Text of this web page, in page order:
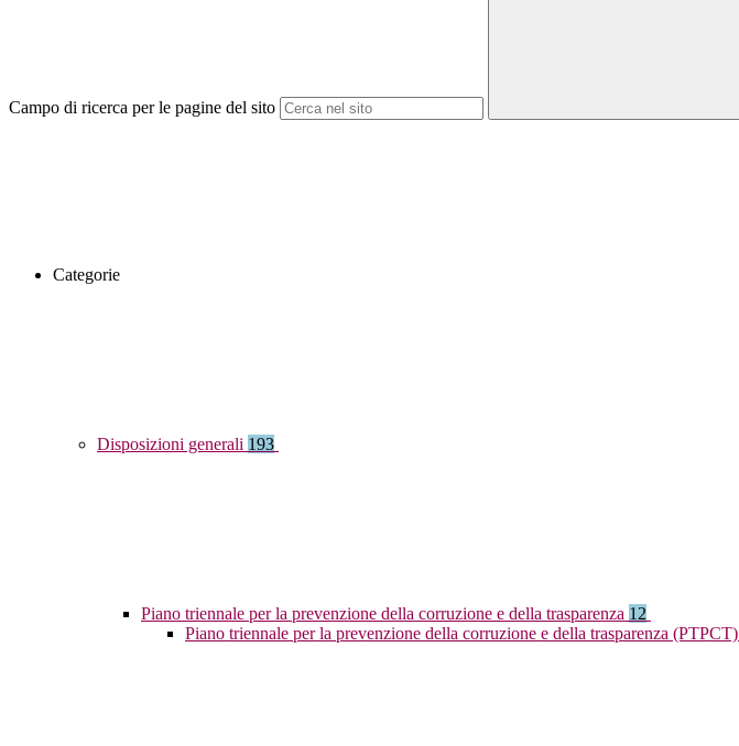
Campo di ricerca per le pagine del sito
Categorie
Disposizioni generali 193
Piano triennale per la prevenzione della corruzione e della trasparenza 12
Piano triennale per la prevenzione della corruzione e della trasparenza (PTPCT)